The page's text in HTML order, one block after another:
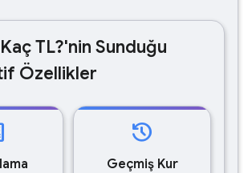
TL?'nin Sunduğu
Özellikler
history
Geçmiş Kur